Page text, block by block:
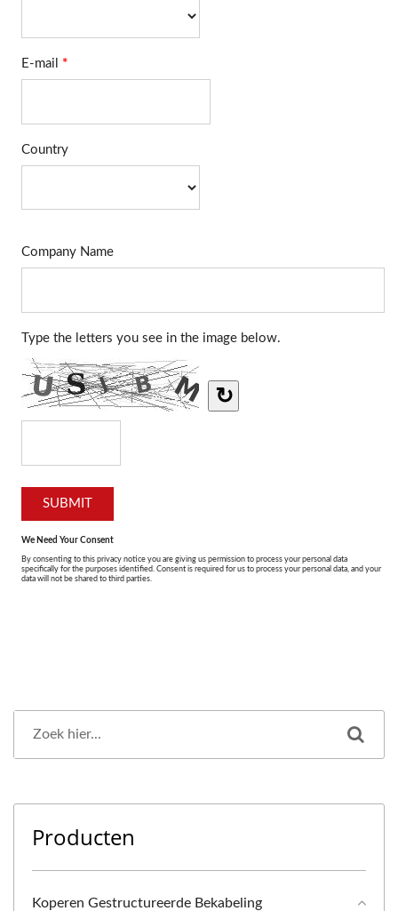
Producten
Koperen Gestructureerde Bekabeling